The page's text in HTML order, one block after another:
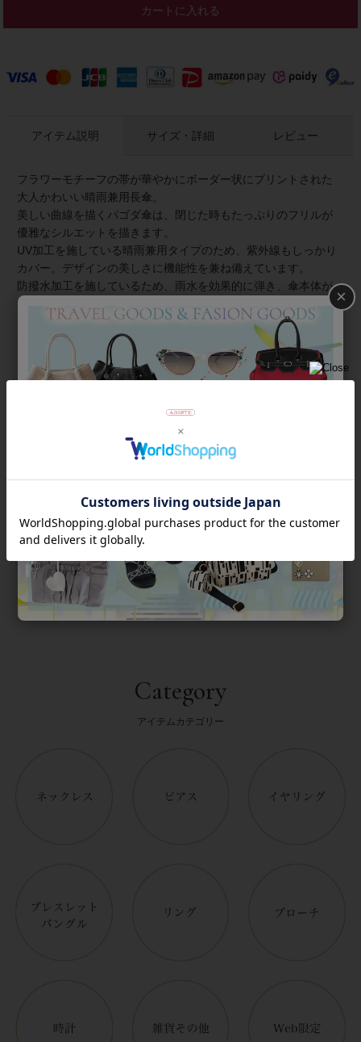
カートに入れる
アイテム説明
フラワーモチーフの帯が華やかにボーダー状にプリントされた
大人かわいい晴雨兼用長傘。
美しい曲線を描くパゴダ傘は、閉じた時もたっぷりのフリルが
優雅なシルエットを描きます。
UV加工を施している晴雨兼用タイプのため、紫外線もしっかり
カバー。デザインの美しさに機能性を兼ね備えています。
防撥水加工を施しているため、雨水を効果的に弾き、傘本体が
濡れにくくなります。傘をたたむ際には手が濡れにくく、雨粒
を払い落としやすいため、使用後の乾燥も早く、カビや臭いの
発生を抑えることができます。
【ギフトラッピングについて】
サイズ・詳細 レビュー
Category
アイテムカテゴリー
×